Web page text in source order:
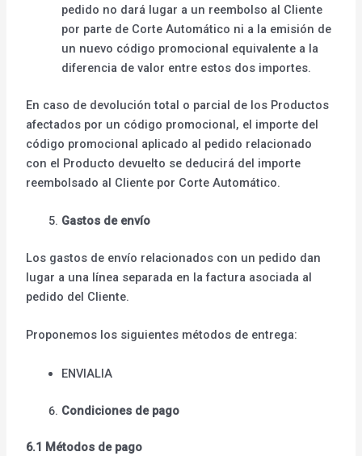
pedido no dará lugar a un reembolso al Cliente
por parte de Corte Automático ni a la emisión de
un nuevo código promocional equivalente a la
diferencia de valor entre estos dos importes.
En caso de devolución total o parcial de los Productos
afectados por un código promocional, el importe del
código promocional aplicado al pedido relacionado
con el Producto devuelto se deducirá del importe
reembolsado al Cliente por Corte Automático.
Gastos de envío
Los gastos de envío relacionados con un pedido dan
lugar a una línea separada en la factura asociada al
pedido del Cliente.
Proponemos los siguientes métodos de entrega:
ENVIALIA
Condiciones de pago
6.1 Métodos de pago